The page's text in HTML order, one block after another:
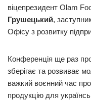
віцепрезидент Olam
Грушецький,
Офісу з розвитку
Конференція ще раз
зберігає та розвиває
важкий воєнний час
продукцію для